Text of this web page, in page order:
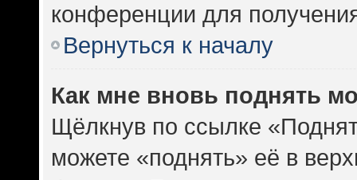
конференции для
Вернуться к началу
Как мне вновь поднять
Щёлкнув по ссылке
можете «поднять» её в